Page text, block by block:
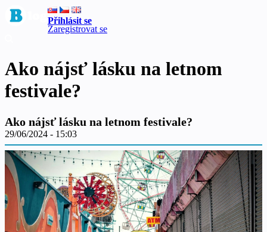
Přihlásit se
Zaregistrovat se
Ako nájsť lásku na letnom
festivale?
Ako nájsť lásku na letnom festivale?
29/06/2024 - 15:03